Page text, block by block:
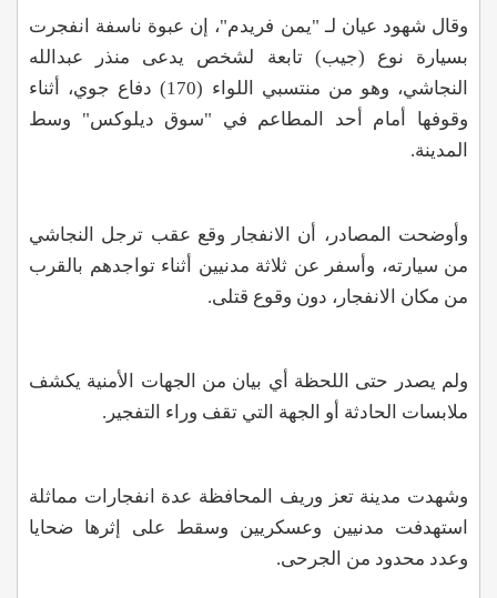
وقال شهود عيان لـ "يمن فريدم"، إن عبوة ناسفة انفجرت
بسيارة نوع (جيب) تابعة لشخص يدعى منذر عبدالله
النجاشي، وهو من منتسبي اللواء (170) دفاع جوي، أثناء
وقوفها أمام أحد المطاعم في "سوق ديلوكس" وسط
المدينة.
وأوضحت المصادر، أن الانفجار وقع عقب ترجل النجاشي
من سيارته، وأسفر عن ثلاثة مدنيين أثناء تواجدهم بالقرب
من مكان الانفجار، دون وقوع قتلى.
ولم يصدر حتى اللحظة أي بيان من الجهات الأمنية يكشف
ملابسات الحادثة أو الجهة التي تقف وراء التفجير.
وشهدت مدينة تعز وريف المحافظة عدة انفجارات مماثلة
استهدفت مدنيين وعسكريين وسقط على إثرها ضحايا
وعدد محدود من الجرحى.